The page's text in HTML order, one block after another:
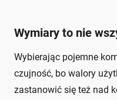
Wymiary to nie
Wybierając pojemne
czujność, bo walory
zastanowić się też nad